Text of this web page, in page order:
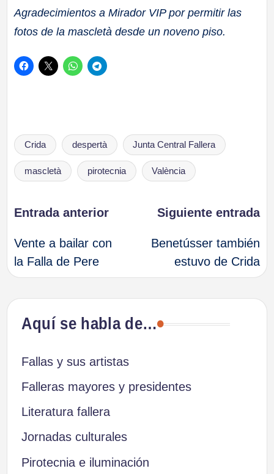
Agradecimientos a Mirador VIP por permitir las
fotos de la mascletà desde un noveno piso.
Etiquetas:
Crida despertà Junta Central Fallera
mascletà pirotecnia València
Navegación
de
entradas
Entrada anterior
Vente a bailar con
la Falla de Pere
Siguiente entrada
Benetússer también
estuvo de Crida
Aquí se habla de…
Fallas y sus artistas
Falleras mayores y presidentes
Literatura fallera
Jornadas culturales
Pirotecnia e iluminación